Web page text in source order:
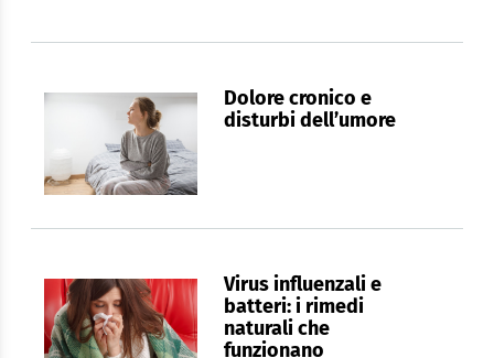
Dolore cronico e
disturbi dell’umore
Virus influenzali e
batteri: i rimedi
naturali che
funzionano